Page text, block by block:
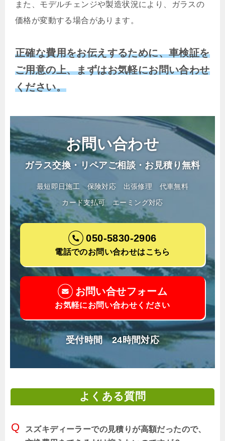
また、モデルチェンジや製造状況により、ガラスの
価格が変動する場合があります。
正確な費用をお伝えするために、車検証を
ご用意の上、まずはお気軽にお問い合わせ
ください。
お問い合わせ
ガラス交換・リペアご相談・お見積り無料
最短即日施工 保険対応 出張修理
代車無料
カード支払可
エーミング対応
050-5830-2906
電話でのお問い合わせはこちら
お問い合せフォーム
お気軽にお問い合わせください
受付時間 24時間対応
よくある質問
スズキディーラーでの見積りが高額だったので、